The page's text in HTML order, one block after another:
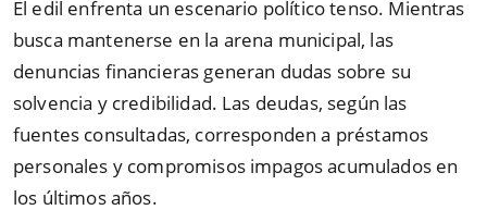
El edil enfrenta un escenario político tenso. Mientras
busca mantenerse en la arena municipal, las
denuncias financieras generan dudas sobre su
solvencia y credibilidad. Las deudas, según las
fuentes consultadas, corresponden a préstamos
personales y compromisos impagos acumulados en
los últimos años.